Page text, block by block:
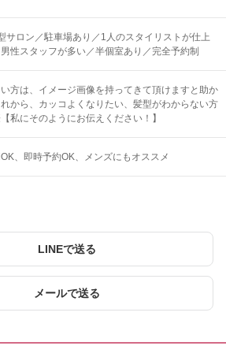
サロン／駐車場あり／1人のスタイリストが仕上
性スタッフが多い／半個室あり／完全予約制
方は、イメージ画像を持ってきて頂けますと助か
から、カッコよくなりたい、髪型がわからない方
私にそのようにお伝えください！】
即時予約OK メンズにもオススメ
LINEで送る
メールで送る